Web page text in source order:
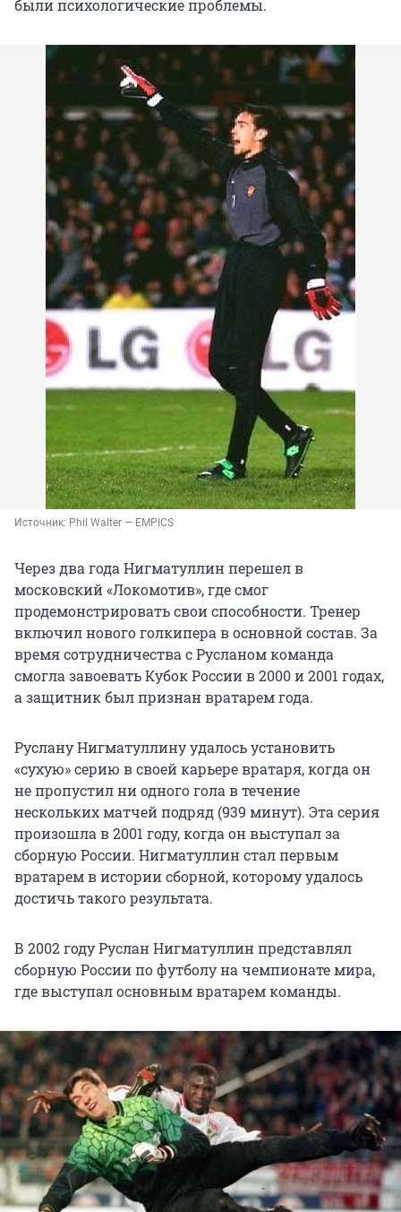
были психологические проблемы.
Источник: Phil Walter — EMPICS
Через два года Нигматуллин перешел в
московский «Локомотив», где смог
продемонстрировать свои способности. Тренер
включил нового голкипера в основной состав. За
время сотрудничества с Русланом команда
смогла завоевать Кубок России в 2000 и 2001 годах,
а защитник был признан вратарем года.
Руслану Нигматуллину удалось установить
«сухую» серию в своей карьере вратаря, когда он
не пропустил ни одного гола в течение
нескольких матчей подряд (939 минут). Эта серия
произошла в 2001 году, когда он выступал за
сборную России. Нигматуллин стал первым
вратарем в истории сборной, которому удалось
достичь такого результата.
В 2002 году Руслан Нигматуллин представлял
сборную России по футболу на чемпионате мира,
где выступал основным вратарем команды.